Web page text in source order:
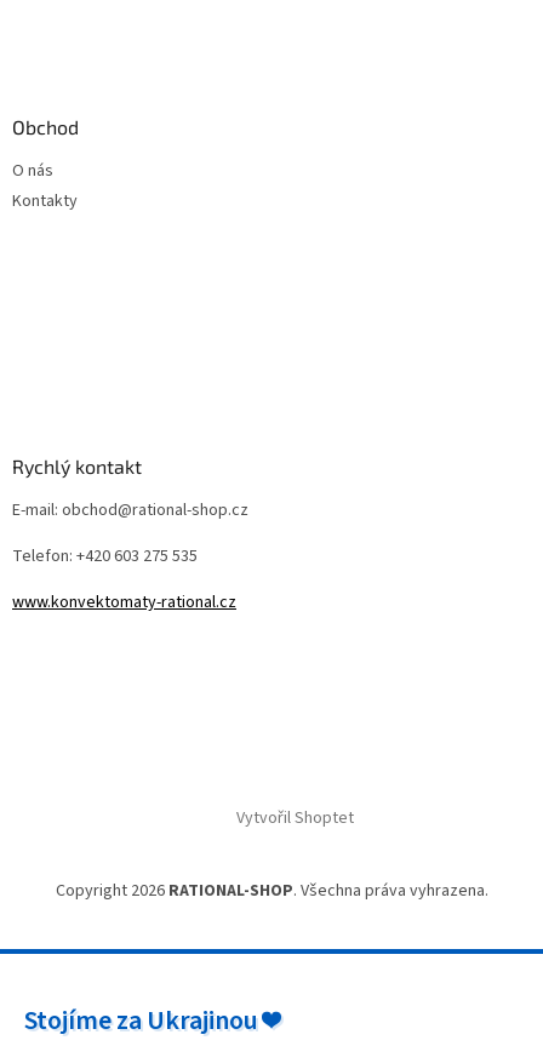
Obchod
O nás
Kontakty
Rychlý kontakt
E-mail: obchod@rational-shop.cz
Telefon: +420 603 275 535
www.konvektomaty-rational.cz
Vytvořil Shoptet
Copyright 2026 RATIONAL-SHOP. Všechna práva vyhrazena.
Stojíme za Ukrajinou ❤️